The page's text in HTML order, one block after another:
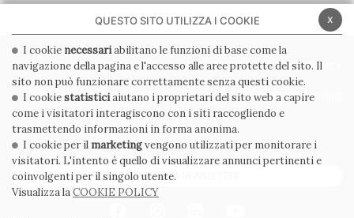
PRIVACY POLICY COOKIE POLICY
CONDIZIONI GENERALI WHISTLEBLOWING
CODICE ETICO
ISCRIVITI ALLA NEWSLETTER
x
QUESTO SITO UTILIZZA I COOKIE
I cookie necessariabilitano le funzioni di base come la
navigazione della pagina e l'accesso alle aree protette del sito. Il
sito non può funzionare correttamente senza questi cookie.
I cookiestatisticiaiutano i proprietari del sito web a capire
come i visitatori interagiscono con i siti raccogliendo e
trasmettendo informazioni in forma anonima.
I cookie per il marketingvengono utilizzati per monitorare i
visitatori. L'intento è quello di visualizzare annunci pertinenti e
coinvolgenti per il singolo utente.
Visualizza laCOOKIE POLICY